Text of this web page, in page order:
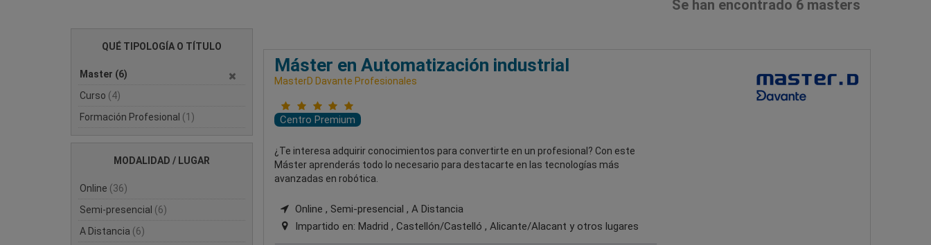
Se han encontrado 6 masters
QUÉ TIPOLOGÍA O TÍTULO
Master (6)
Curso (4)
Formación Profesional (1)
MODALIDAD / LUGAR
Online (36)
Semi-presencial (6)
A Distancia (6)
Máster en Automatización industrial
MasterD Davante Profesionales
Centro Premium
¿Te interesa adquirir conocimientos para convertirte en un profesional? Con este
Máster aprenderás todo lo necesario para destacarte en las tecnologías más
avanzadas en robótica.
Online , Semi-presencial , A Distancia
Impartido en: Madrid , Castellón/Castelló , Alicante/Alacant y otros lugares